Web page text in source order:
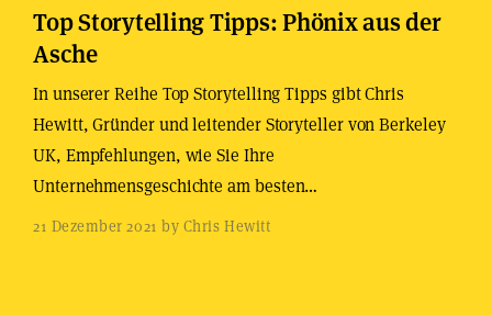
Top Storytelling Tipps: Phönix aus der
Asche
In unserer Reihe Top Storytelling Tipps gibt Chris
Hewitt, Gründer und leitender Storyteller von Berkeley
UK, Empfehlungen, wie Sie Ihre
Unternehmensgeschichte am besten…
21 Dezember 2021 by Chris Hewitt